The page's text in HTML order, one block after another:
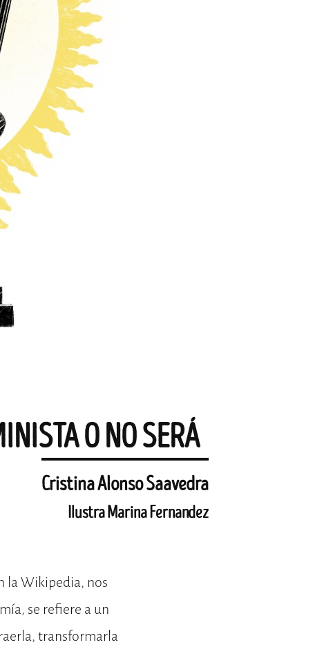
O NO SERÁ
Cristina Alonso Saavedra
Ilustra Marina Fernandez
la Wikipedia, nos
se refiere a un
transformarla